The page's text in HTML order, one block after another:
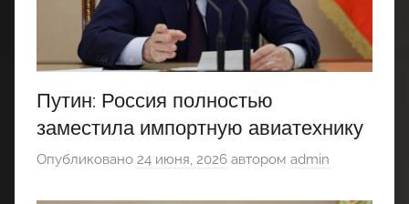
Путин: Россия полностью
заместила импортную авиатехнику
Опубликовано 24 июня, 2026 автором admin